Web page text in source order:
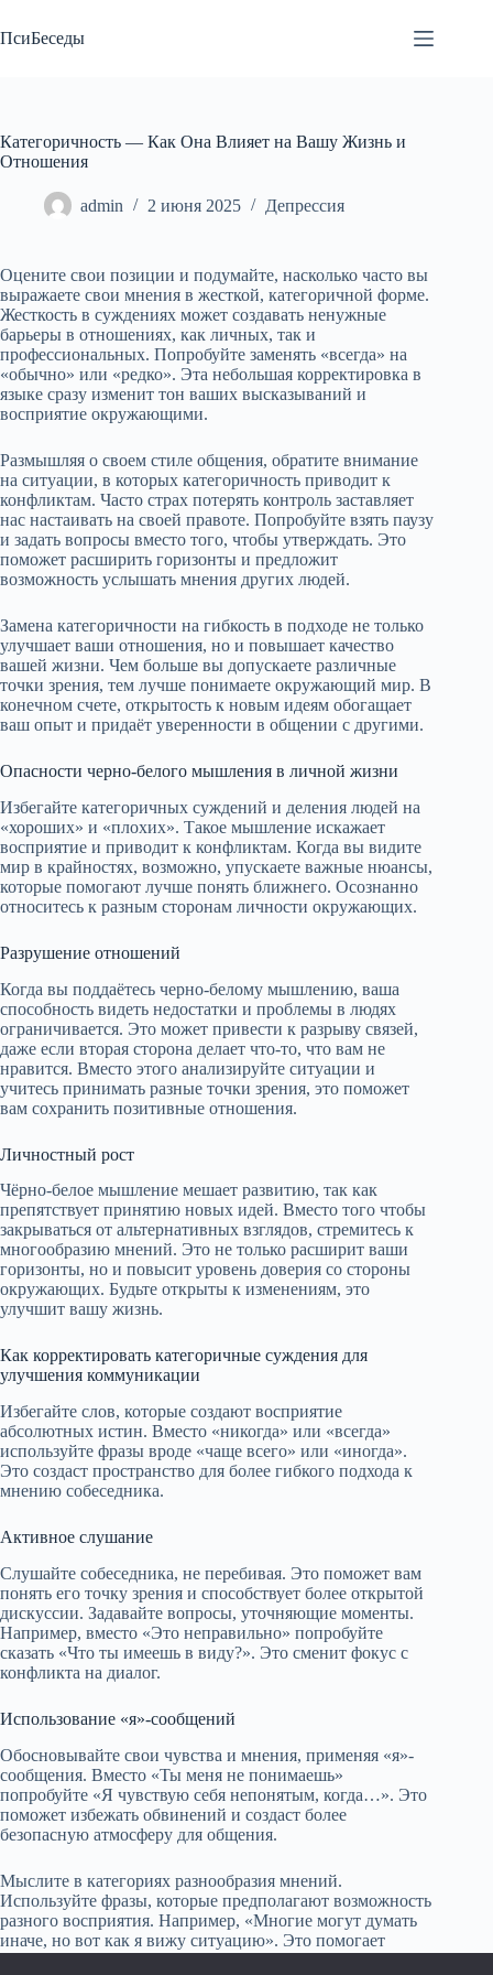
к
сути
ПсиБеседы
Категоричность — Как Она Влияет на Вашу Жизнь и
Отношения
admin 2 июня 2025 Депрессия
Оцените свои позиции и подумайте, насколько часто вы
выражаете свои мнения в жесткой, категоричной форме.
Жесткость в суждениях может создавать ненужные
барьеры в отношениях, как личных, так и
профессиональных. Попробуйте заменять «всегда» на
«обычно» или «редко». Эта небольшая корректировка в
языке сразу изменит тон ваших высказываний и
восприятие окружающими.
Размышляя о своем стиле общения, обратите внимание
на ситуации, в которых категоричность приводит к
конфликтам. Часто страх потерять контроль заставляет
нас настаивать на своей правоте. Попробуйте взять паузу
и задать вопросы вместо того, чтобы утверждать. Это
поможет расширить горизонты и предложит
возможность услышать мнения других людей.
Замена категоричности на гибкость в подходе не только
улучшает ваши отношения, но и повышает качество
вашей жизни. Чем больше вы допускаете различные
точки зрения, тем лучше понимаете окружающий мир. В
конечном счете, открытость к новым идеям обогащает
ваш опыт и придаёт уверенности в общении с другими.
Опасности черно-белого мышления в личной жизни
Избегайте категоричных суждений и деления людей на
«хороших» и «плохих». Такое мышление искажает
восприятие и приводит к конфликтам. Когда вы видите
мир в крайностях, возможно, упускаете важные нюансы,
которые помогают лучше понять ближнего. Осознанно
относитесь к разным сторонам личности окружающих.
Разрушение отношений
Когда вы поддаётесь черно-белому мышлению, ваша
способность видеть недостатки и проблемы в людях
ограничивается. Это может привести к разрыву связей,
даже если вторая сторона делает что-то, что вам не
нравится. Вместо этого анализируйте ситуации и
учитесь принимать разные точки зрения, это поможет
вам сохранить позитивные отношения.
Личностный рост
Чёрно-белое мышление мешает развитию, так как
препятствует принятию новых идей. Вместо того чтобы
закрываться от альтернативных взглядов, стремитесь к
многообразию мнений. Это не только расширит ваши
горизонты, но и повысит уровень доверия со стороны
окружающих. Будьте открыты к изменениям, это
улучшит вашу жизнь.
Как корректировать категоричные суждения для
улучшения коммуникации
Избегайте слов, которые создают восприятие
абсолютных истин. Вместо «никогда» или «всегда»
используйте фразы вроде «чаще всего» или «иногда».
Это создаст пространство для более гибкого подхода к
мнению собеседника.
Активное слушание
Слушайте собеседника, не перебивая. Это поможет вам
понять его точку зрения и способствует более открытой
дискуссии. Задавайте вопросы, уточняющие моменты.
Например, вместо «Это неправильно» попробуйте
сказать «Что ты имеешь в виду?». Это сменит фокус с
конфликта на диалог.
Использование «я»-сообщений
Обосновывайте свои чувства и мнения, применяя «я»-
сообщения. Вместо «Ты меня не понимаешь»
попробуйте «Я чувствую себя непонятым, когда…». Это
поможет избежать обвинений и создаст более
безопасную атмосферу для общения.
Мыслите в категориях разнообразия мнений.
Используйте фразы, которые предполагают возможность
разного восприятия. Например, «Многие могут думать
иначе, но вот как я вижу ситуацию». Это помогает